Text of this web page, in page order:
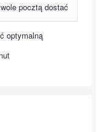
pocztą dostać
optymalną